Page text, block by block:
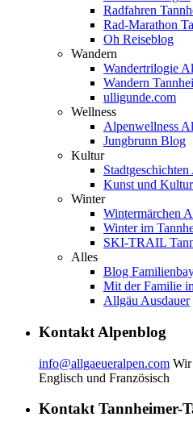
Radfahren
Rad-Marathon
Oh Reiseblog
Wandern
Wandertrilogie
Wandern
ulligunde.com
Wellness
Alpenwellness
Jungbrunn Blog
Kultur
Kunst und
Winter
Wintermärchen
Winter im
SKI-TRAIL
Alles
Blog
Mit der Familie
Allgäu Ausdauer
Kontakt Alpenblog
info@allgaeueralpen.com Wir
Englisch und Französisch
Kontakt Tannheimer-